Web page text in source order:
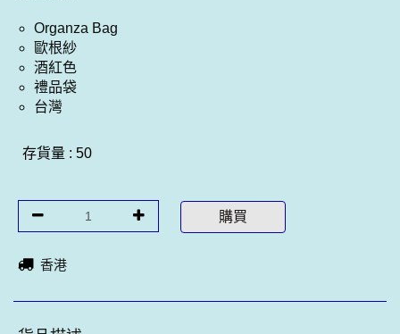
Organza Bag
歐根紗
酒紅色
禮品袋
台灣
存貨量 : 50
購買
香港